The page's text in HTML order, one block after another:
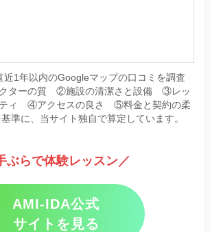
近1年以内のGoogleマップの口コミを調査
ターの質 ②施設の清潔さと設備 ③レッ
ティ ④アクセスの良さ ⑤料金と契約の柔
準に、当サイト独自で算定しています。
ぶらで体験レッスン／
AMI-IDA公式
サイトを見る